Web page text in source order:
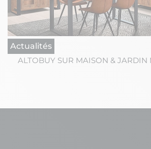
Actualités
ALTOBUY SUR MAISON & JARDIN